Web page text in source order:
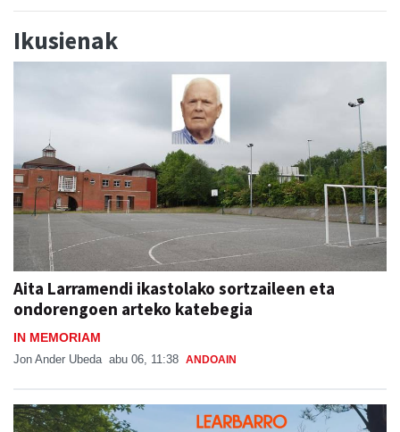
Ikusienak
Aita Larramendi ikastolako sortzaileen eta
ondorengoen arteko katebegia
IN MEMORIAM
Jon Ander Ubeda abu 06, 11:38 ANDOAIN